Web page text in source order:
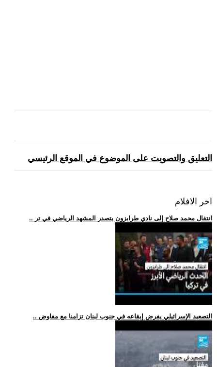
التعليق والتصويت على الموضوع في الموقع الرئيسي
اخر الافلام
.. انتقال محمد صلاح إلى نادي طرابزون يتصدر المشهد الرياضي في تر
.. التصعيد الإسرائيلي يفرض إيقاعه في جنوب لبنان تزامنا مع مفاوض